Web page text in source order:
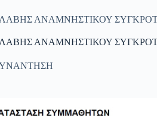
ΑΝΑΜΝΗΣΤΙΚΟΥ
ΑΝΑΜΝΗΣΤΙΚΟΥ